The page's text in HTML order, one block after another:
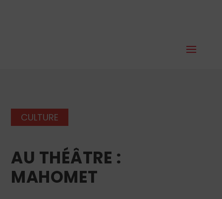
CULTURE
AU THÉÂTRE :
MAHOMET